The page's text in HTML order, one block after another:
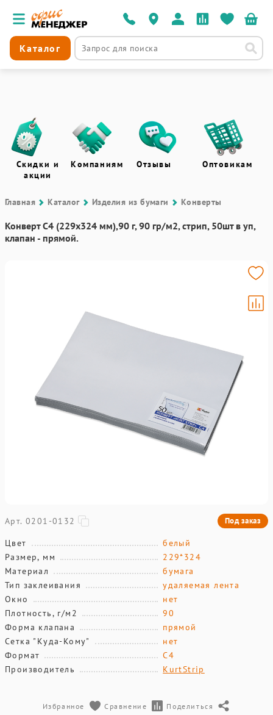
Каталог
Скидки и
акции
Компаниям Отзывы Оптовикам
Главная Каталог Изделия из бумаги Конверты
Конверт С4 (229х324 мм),90 г, 90 гр/м2, стрип, 50шт в уп,
клапан - прямой.
Арт. 0201-0132 Под заказ
Цвет
белый
Размер, мм
229*324
Материал
бумага
Тип заклеивания
удаляемая лента
Окно
нет
Плотность, г/м2
90
Форма клапана
прямой
Сетка "Куда-Кому"
нет
Формат
С4
Производитель
KurtStrip
Избранное Сравнение Поделиться